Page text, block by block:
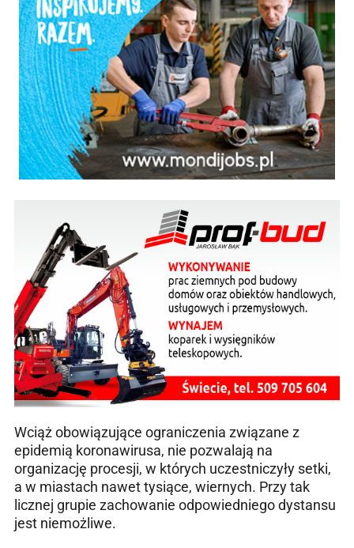
Wciąż obowiązujące ograniczenia związane z
epidemią koronawirusa, nie pozwalają na
organizację procesji, w których uczestniczyły setki,
a w miastach nawet tysiące, wiernych. Przy tak
licznej grupie zachowanie odpowiedniego dystansu
jest niemożliwe.